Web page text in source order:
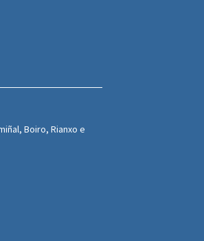
Boiro, Rianxo e